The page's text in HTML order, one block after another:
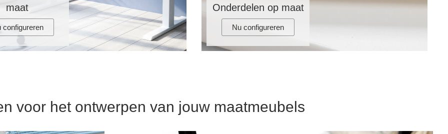
maat
configureren
Onderdelen op maat
Nu configureren
voor het ontwerpen van jouw maatmeubels